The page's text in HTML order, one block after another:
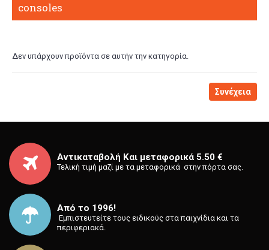
consoles
Δεν υπάρχουν προϊόντα σε αυτήν την κατηγορία.
Συνέχεια
Αντικαταβολή Και μεταφορικά 5.50 €
Τελική τιμή μαζί με τα μεταφορικά στην πόρτα σας.
Από το 1996!
⁡ Εμπιστευτείτε τους ειδικούς στα παιχνίδια και τα
περιφεριακά.